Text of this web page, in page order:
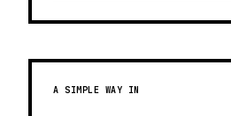
A SIMPLE WAY IN